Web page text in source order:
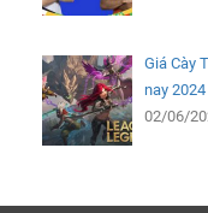
Giá Cày
nay 2024
02/06/